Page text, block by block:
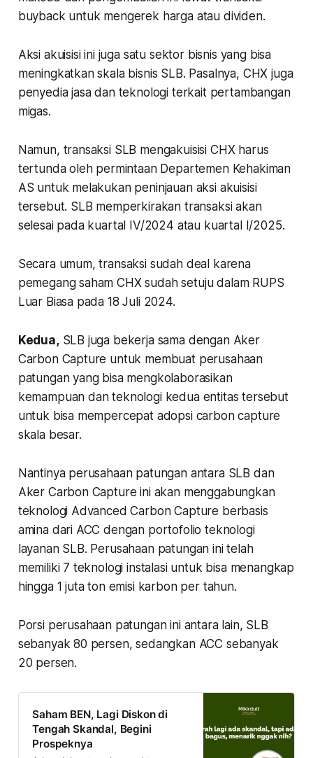
buyback untuk mengerek harga atau dividen.
Aksi akuisisi ini juga satu sektor bisnis yang bisa
meningkatkan skala bisnis SLB. Pasalnya, CHX juga
penyedia jasa dan teknologi terkait pertambangan
migas.
Namun, transaksi SLB mengakuisisi CHX harus
tertunda oleh permintaan Departemen Kehakiman
AS untuk melakukan peninjauan aksi akuisisi
tersebut. SLB memperkirakan transaksi akan
selesai pada kuartal IV/2024 atau kuartal I/2025.
Secara umum, transaksi sudah deal karena
pemegang saham CHX sudah setuju dalam RUPS
Luar Biasa pada 18 Juli 2024.
Kedua,SLB juga bekerja sama dengan Aker
Carbon Capture untuk membuat perusahaan
patungan yang bisa mengkolaborasikan
kemampuan dan teknologi kedua entitas tersebut
untuk bisa mempercepat adopsi carbon capture
skala besar.
Nantinya perusahaan patungan antara SLB dan
Aker Carbon Capture ini akan menggabungkan
teknologi Advanced Carbon Capture berbasis
amina dari ACC dengan portofolio teknologi
layanan SLB. Perusahaan patungan ini telah
memiliki 7 teknologi instalasi untuk bisa menangkap
hingga 1 juta ton emisi karbon per tahun.
Porsi perusahaan patungan ini antara lain, SLB
sebanyak 80 persen, sedangkan ACC sebanyak
20 persen.
Saham BEN, Lagi Diskon di
Tengah Skandal, Begini
Prospeknya